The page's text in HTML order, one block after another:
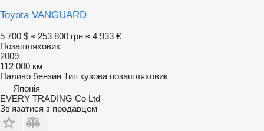
Toyota VANGUARD
5 700 $ ≈ 253 800 грн ≈ 4 933 €
Позашляховик
2009
112 000 км
Паливо бензин Тип кузова позашляховик
Японія
EVERY TRADING Co Ltd
Зв'язатися з продавцем